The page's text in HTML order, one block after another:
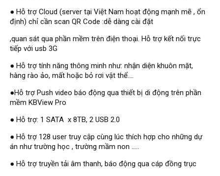
GIẢI PHÁP NHỎ TRỌN GÓI
Hỗ trợ kỹ thuật
Hướng dẫn sử dụng
Tài liệu kỹ thuật
Tin tức
Liên hệ
● Hỗ trợ Cloud (server tại Việt Nam hoạt động mạnh mẽ , ổn
định) chỉ cần scan QR Code :dễ dàng cài đặt
,quan sát qua phần mềm trên điện thoại. Hỗ trợ kết nối trực
tiếp với usb 3G
● Hỗ trợ tính năng thông minh như: nhận diện khuôn mặt,
hàng rào ảo, mất hoặc bỏ rơi vật thể....
●Hỗ trợ Push video báo động qua thiết bị di động trên phần
mềm KBView Pro
● Hỗ trợ: 1 SATA x 8TB, 2 USB 2.0
● Hỗ trợ 128 user truy cập cùng lúc thích hợp cho những dự
án như trường học , trường mầm non .....
● Hỗ trợ truyền tải âm thanh, báo động qua cáp đồng trục